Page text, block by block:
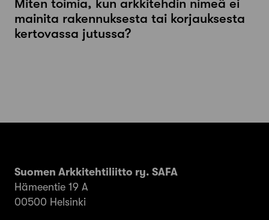
Miten toimia, kun arkkitehdin nimeä ei
mainita rakennuksesta tai korjauksesta
kertovassa jutussa?
Suomen Arkkitehtiliitto ry. SAFA
Hämeentie 19 A
00500 Helsinki